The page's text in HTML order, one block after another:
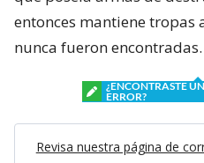
entonces mantiene tropas
nunca fueron encontradas.
¿ENCONTRASTE UN
ERROR?
Revisa nuestra página de